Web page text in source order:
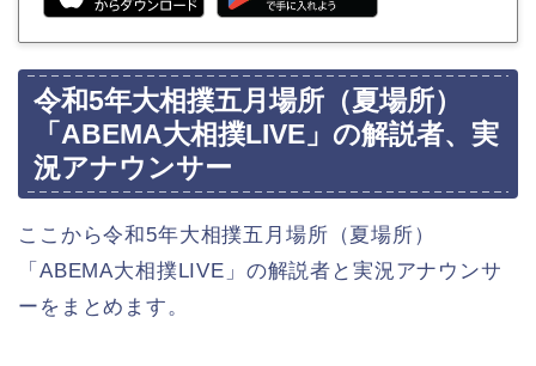
令和5年大相撲五月場所（夏場所）
「ABEMA大相撲LIVE」の解説者、実
況アナウンサー
ここから令和5年大相撲五月場所（夏場所）
「ABEMA大相撲LIVE」の解説者と実況アナウンサ
ーをまとめます。